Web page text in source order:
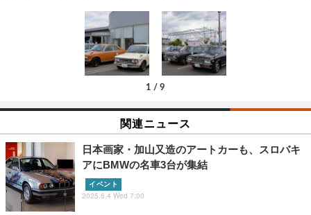
1 / 9
関連ニュース
日本画家・加山又造のアートカーも、スロバキ
アにBMWの名車3台が集結
イベント
2025.6.4 Wed 7:00